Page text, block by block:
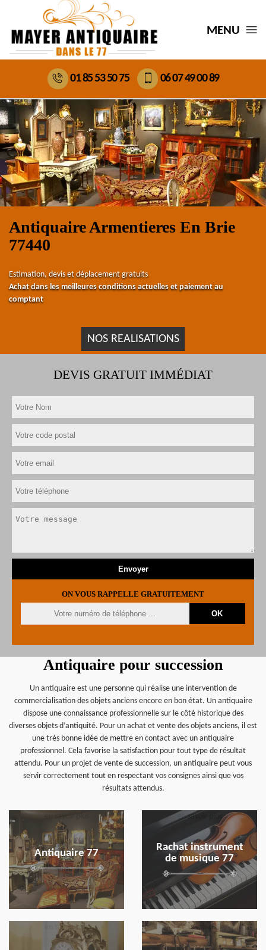
MENU
01 85 53 50 75 06 07 49 00 89
Antiquaire Armentieres En Brie
77440
Estimation, devis et déplacement gratuits
Achat dans les meilleures conditions actuelles et paiement au
comptant
NOS REALISATIONS
DEVIS GRATUIT IMMÉDIAT
ON VOUS RAPPELLE GRATUITEMENT
Antiquaire pour succession
Un antiquaire est une personne qui réalise une intervention de
commercialisation des objets anciens encore en bon état. Un antiquaire
dispose une connaissance professionnelle sur le côté historique des
diverses objets d’antiquité. Pour un achat et vente des objets anciens, il est
une très bonne idée de mettre en contact avec un antiquaire
professionnel. Cela favorise la satisfaction pour tout type de résultat
attendu. Pour un projet de vente de succession, un antiquaire peut vous
servir correctement tout en respectant vos consignes ainsi que vos
résultats attendus.
Antiquaire 77
en savoir plus
Rachat instrument
de musique 77
en savoir plus
en savoir plus en savoir plus